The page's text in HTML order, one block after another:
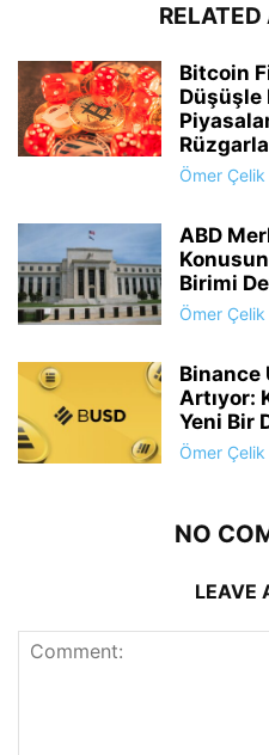
Bitcoin
Düşüşle
Ömer Çelik
ABD
Birimi
Ömer Çelik
Binance
Artıyor:
Yeni Bir
Ömer Çelik
NO
LEAVE